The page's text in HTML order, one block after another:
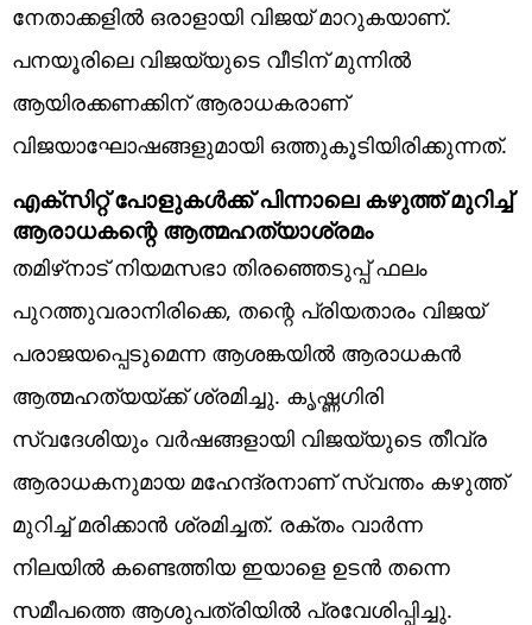
നേതാക്കളിൽ ഒരാളായി വിജയ് മാറുകയാണ്.
പനയൂരിലെ വിജയ്‌യുടെ വീടിന് മുന്നിൽ
ആയിരക്കണക്കിന് ആരാധകരാണ്
വിജയാഘോഷങ്ങളുമായി ഒത്തുകൂടിയിരിക്കുന്നത്.
എക്സിറ്റ് പോളുകൾക്ക് പിന്നാലെ കഴുത്ത് മുറിച്ച്
ആരാധകന്റെ ആത്മഹത്യാശ്രമം
തമിഴ്‌നാട് നിയമസഭാ തിരഞ്ഞെടുപ്പ് ഫലം
പുറത്തുവരാനിരിക്കെ, തന്റെ പ്രിയതാരം വിജയ്
പരാജയപ്പെടുമെന്ന ആശങ്കയിൽ ആരാധകൻ
ആത്മഹത്യയ്ക്ക് ശ്രമിച്ചു. കൃഷ്ണഗിരി
സ്വദേശിയും വർഷങ്ങളായി വിജയ്‌യുടെ തീവ്ര
ആരാധകനുമായ മഹേന്ദ്രനാണ് സ്വന്തം കഴുത്ത്
മുറിച്ച് മരിക്കാൻ ശ്രമിച്ചത്. രക്തം വാർന്ന
നിലയിൽ കണ്ടെത്തിയ ഇയാളെ ഉടൻ തന്നെ
സമീപത്തെ ആശുപത്രിയിൽ പ്രവേശിപ്പിച്ചു.